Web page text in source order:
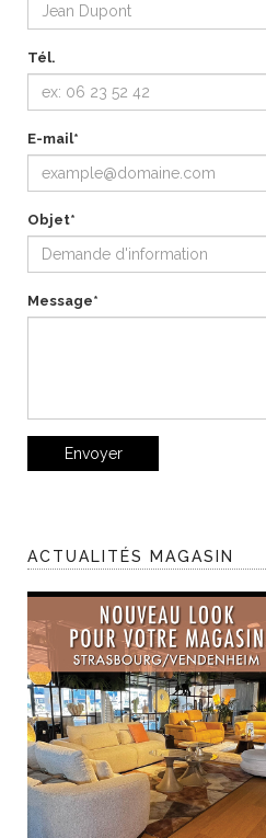
Tél.
E-mail*
Objet*
Message*
Envoyer
ACTUALITÉS MAGASIN